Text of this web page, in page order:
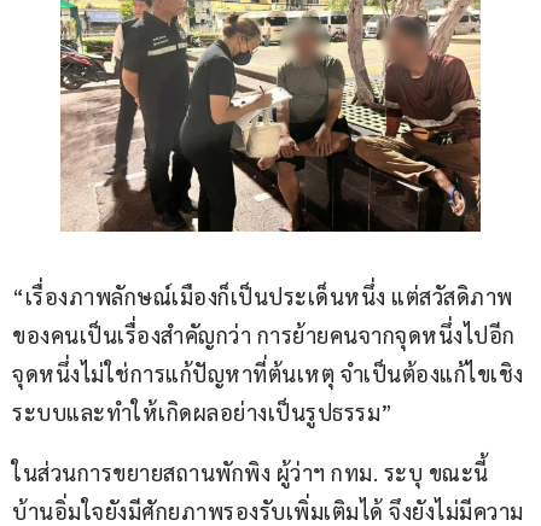
“เรื่องภาพลักษณ์เมืองก็เป็นประเด็นหนึ่ง แต่สวัสดิภาพ
ของคนเป็นเรื่องสำคัญกว่า การย้ายคนจากจุดหนึ่งไปอีก
จุดหนึ่งไม่ใช่การแก้ปัญหาที่ต้นเหตุ จำเป็นต้องแก้ไขเชิง
ระบบและทำให้เกิดผลอย่างเป็นรูปธรรม”
ในส่วนการขยายสถานพักพิง ผู้ว่าฯ กทม. ระบุ ขณะนี้
บ้านอิ่มใจยังมีศักยภาพรองรับเพิ่มเติมได้ จึงยังไม่มีความ